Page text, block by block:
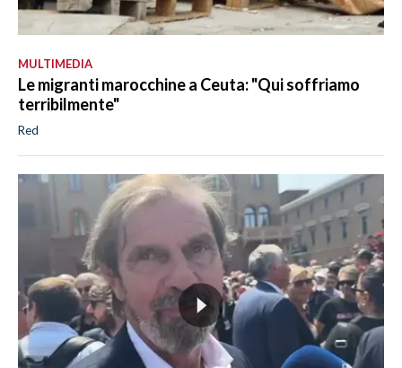
MULTIMEDIA
Le migranti marocchine a Ceuta: "Qui soffriamo
terribilmente"
Red